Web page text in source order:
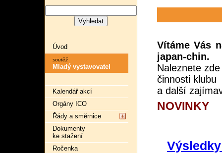
Úvod
soutěž
Mladý vystavovatel
Kalendář akcí
Orgány ICO
Řády a směrnice
Dokumenty
ke stažení
Ročenka
Vítáme Vás
japan-chin.
Naleznete
činnosti klubu
a další
NOVINKY